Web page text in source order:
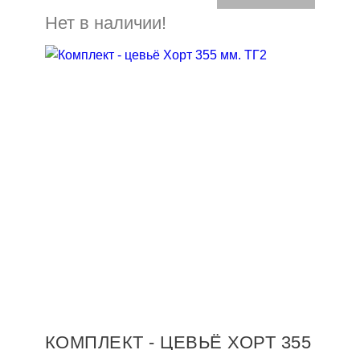
Нет в наличии!
КОМПЛЕКТ - ЦЕВЬЁ ХОРТ 355